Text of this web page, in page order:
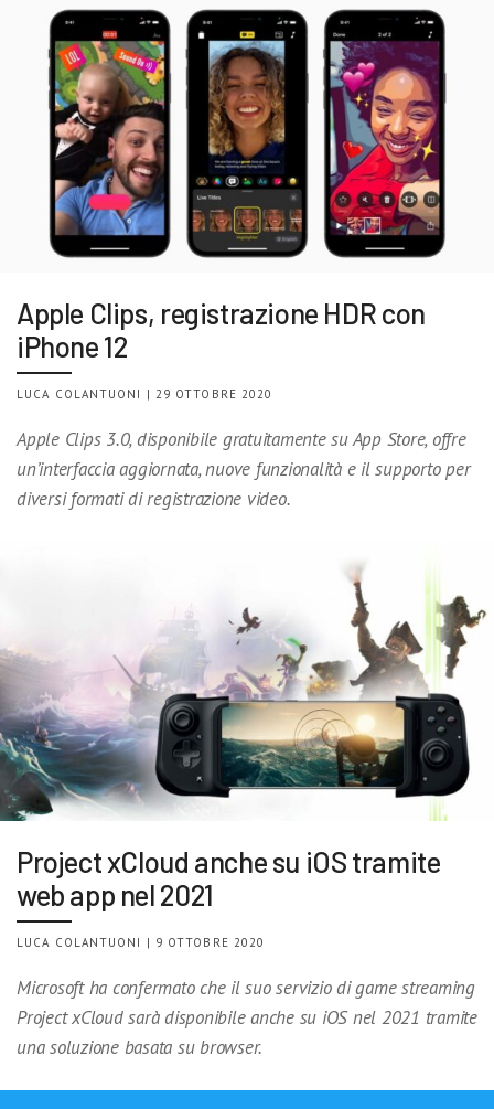
Apple Clips, registrazione HDR con
iPhone 12
LUCA COLANTUONI | 29 OTTOBRE 2020
Apple Clips 3.0, disponibile gratuitamente su App Store, offre
un’interfaccia aggiornata, nuove funzionalità e il supporto per
diversi formati di registrazione video.
Project xCloud anche su iOS tramite
web app nel 2021
LUCA COLANTUONI | 9 OTTOBRE 2020
Microsoft ha confermato che il suo servizio di game streaming
Project xCloud sarà disponibile anche su iOS nel 2021 tramite
una soluzione basata su browser.